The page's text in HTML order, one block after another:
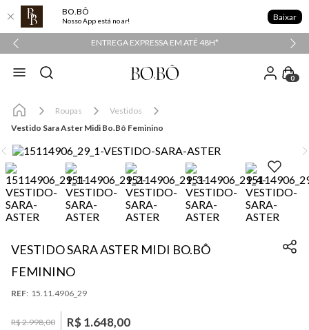
BO.BÔ
Nosso App está no ar! Baixar
ENTREGA EXPRESSA EM ATÉ 48H*
0
Roupas
Vestidos
Vestido Sara Aster Midi Bo.Bô Feminino
VESTIDO SARA ASTER MIDI BO.BÔ
FEMININO
: 15.11.4906_29
R$2.998,00 R$1.648,00